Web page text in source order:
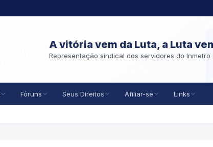
A vitória vem da Luta, a Luta
Representação sindical dos servidores do Inmetro
Fóruns Seus Direitos Afiliar-se Links